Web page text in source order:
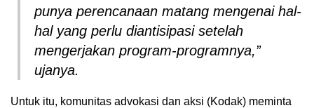
punya perencanaan matang mengenai hal-
hal yang perlu diantisipasi setelah
mengerjakan program-programnya,”
ujanya.
Untuk itu, komunitas advokasi dan aksi (Kodak) meminta